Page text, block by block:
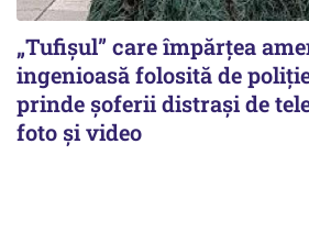
„Tufișul” care împărțea
ingenioasă folosită de
prinde șoferii distrași de
foto și video